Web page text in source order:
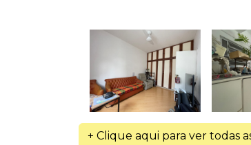
+ Clique aqui para ver todas